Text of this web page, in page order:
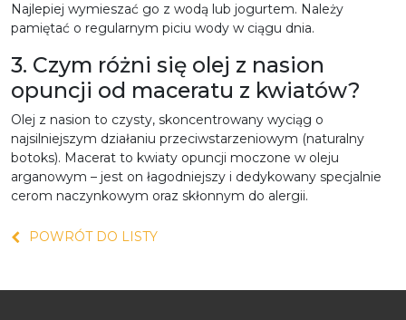
Najlepiej wymieszać go z wodą lub jogurtem. Należy
pamiętać o regularnym piciu wody w ciągu dnia.
3. Czym różni się olej z nasion
opuncji od maceratu z kwiatów?
Olej z nasion to czysty, skoncentrowany wyciąg o
najsilniejszym działaniu przeciwstarzeniowym (naturalny
botoks). Macerat to kwiaty opuncji moczone w oleju
arganowym – jest on łagodniejszy i dedykowany specjalnie
cerom naczynkowym oraz skłonnym do alergii.
POWRÓT DO LISTY